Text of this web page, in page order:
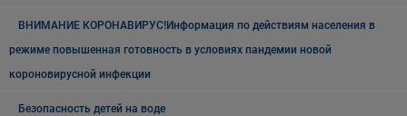
ВНИМАНИЕ КОРОНАВИРУС!Информация по действиям населения в
режиме повышенная готовность в условиях пандемии новой
короновирусной инфекции
Безопасность детей на воде